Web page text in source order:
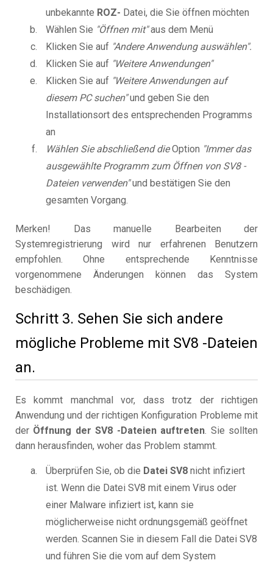
unbekannte ROZ- Datei, die Sie öffnen möchten
Wählen Sie "Öffnen mit"aus dem Menü
Klicken Sie auf "Andere Anwendung auswählen".
Klicken Sie auf "Weitere Anwendungen"
Klicken Sie auf "Weitere Anwendungen auf
diesem PC suchen"und geben Sie den
Installationsort des entsprechenden Programms
an
Wählen Sie abschließend dieOption "Immer das
ausgewählte Programm zum Öffnen von SV8 -
Dateien verwenden"und bestätigen Sie den
gesamten Vorgang.
Merken! Das manuelle Bearbeiten der
Systemregistrierung wird nur erfahrenen Benutzern
empfohlen. Ohne entsprechende Kenntnisse
vorgenommene Änderungen können das System
beschädigen.
Schritt 3. Sehen Sie sich andere
mögliche Probleme mit SV8 -Dateien
an.
Es kommt manchmal vor, dass trotz der richtigen
Anwendung und der richtigen Konfiguration Probleme mit
der Öffnung der SV8 -Dateien auftreten. Sie sollten
dann herausfinden, woher das Problem stammt.
Überprüfen Sie, ob die Datei SV8 nicht infiziert
ist. Wenn die Datei SV8 mit einem Virus oder
einer Malware infiziert ist, kann sie
möglicherweise nicht ordnungsgemäß geöffnet
werden. Scannen Sie in diesem Fall die Datei SV8
und führen Sie die vom auf dem System